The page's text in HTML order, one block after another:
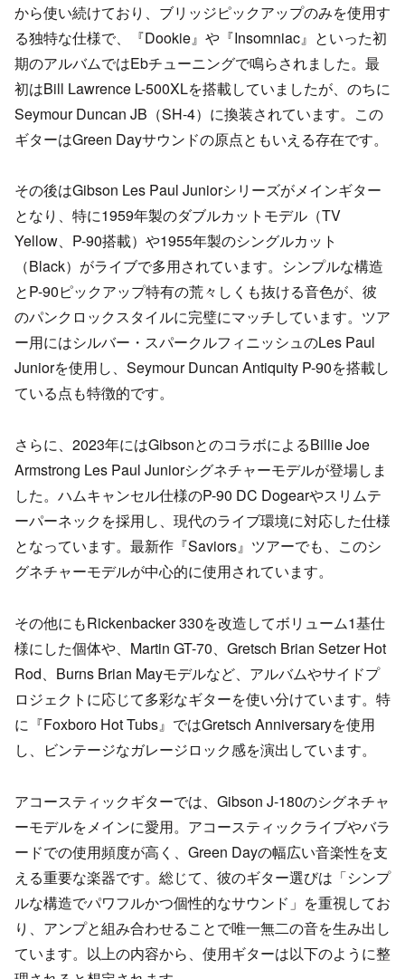
から使い続けており、ブリッジピックアップのみを使用す
る独特な仕様で、『Dookie』や『Insomniac』といった初
期のアルバムではEbチューニングで鳴らされました。最
初はBill Lawrence L-500XLを搭載していましたが、のちに
Seymour Duncan JB（SH-4）に換装されています。この
ギターはGreen Dayサウンドの原点ともいえる存在です。
その後はGibson Les Paul Juniorシリーズがメインギター
となり、特に1959年製のダブルカットモデル（TV
Yellow、P-90搭載）や1955年製のシングルカット
（Black）がライブで多用されています。シンプルな構造
とP-90ピックアップ特有の荒々しくも抜ける音色が、彼
のパンクロックスタイルに完璧にマッチしています。ツア
ー用にはシルバー・スパークルフィニッシュのLes Paul
Juniorを使用し、Seymour Duncan Antiquity P-90を搭載し
ている点も特徴的です。
さらに、2023年にはGibsonとのコラボによるBillie Joe
Armstrong Les Paul Juniorシグネチャーモデルが登場しま
した。ハムキャンセル仕様のP-90 DC Dogearやスリムテ
ーパーネックを採用し、現代のライブ環境に対応した仕様
となっています。最新作『Saviors』ツアーでも、このシ
グネチャーモデルが中心的に使用されています。
その他にもRickenbacker 330を改造してボリューム1基仕
様にした個体や、Martin GT-70、Gretsch Brian Setzer Hot
Rod、Burns Brian Mayモデルなど、アルバムやサイドプ
ロジェクトに応じて多彩なギターを使い分けています。特
に『Foxboro Hot Tubs』ではGretsch Anniversaryを使用
し、ビンテージなガレージロック感を演出しています。
アコースティックギターでは、Gibson J-180のシグネチャ
ーモデルをメインに愛用。アコースティックライブやバラ
ードでの使用頻度が高く、Green Dayの幅広い音楽性を支
える重要な楽器です。総じて、彼のギター選びは「シンプ
ルな構造でパワフルかつ個性的なサウンド」を重視してお
り、アンプと組み合わせることで唯一無二の音を生み出し
ています。以上の内容から、使用ギターは以下のように整